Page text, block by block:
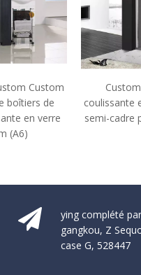
Customs de douche
en verre à 10 mm
cadre personnalisé (O8)
ying complété
gangkou, Z
case G, 528447